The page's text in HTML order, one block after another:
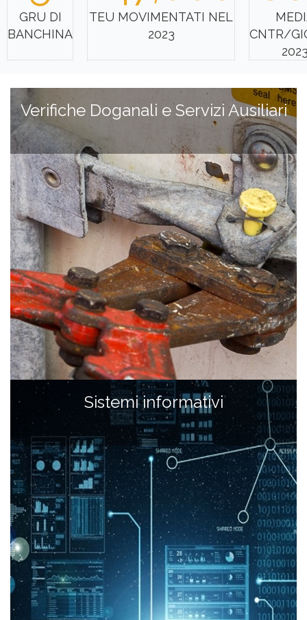
GRU DI
BANCHINA
TEU MOVIMENTATI NEL
2023
CNTR/
Verifiche Doganali e Servizi Ausiliari
Sistemi informativi